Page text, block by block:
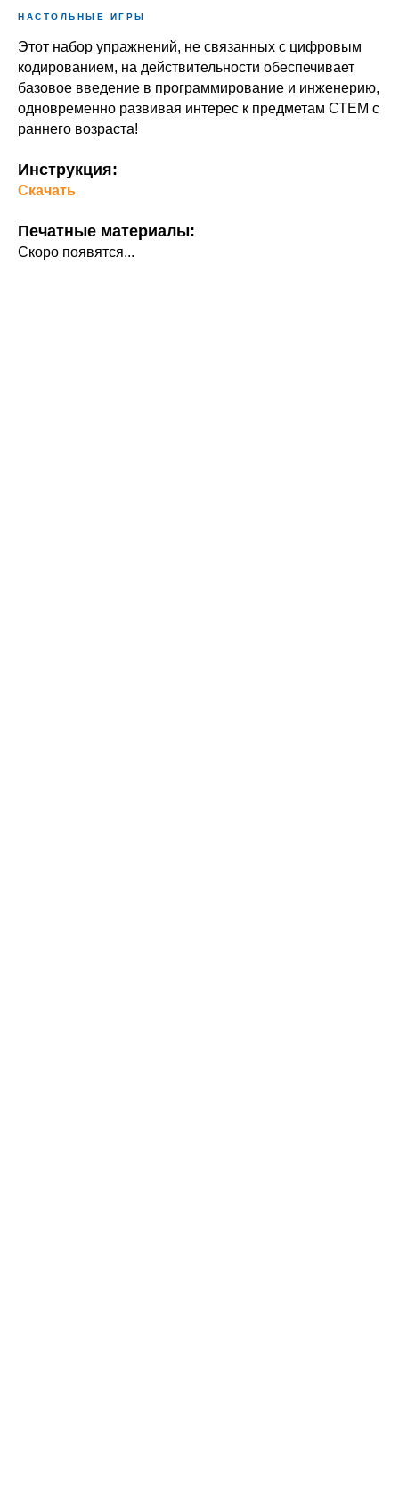
НАСТОЛЬНЫЕ ИГРЫ
Этот набор упражнений, не связанных с цифровым
кодированием, на действительности обеспечивает
базовое введение в программирование и инженерию,
одновременно развивая интерес к предметам СТЕМ с
раннего возраста!
Инструкция:
Скачать
Печатные материалы:
Скоро появятся...